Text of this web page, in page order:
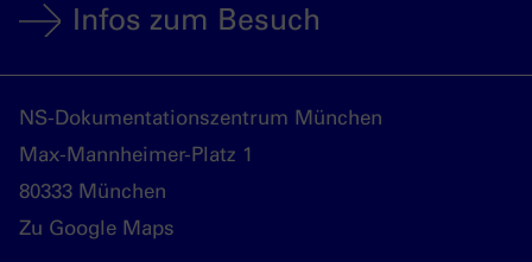
Infos zum Besuch
NS-Dokumentationszentrum München
Max-Mannheimer-Platz 1
80333 München
Zu Google Maps